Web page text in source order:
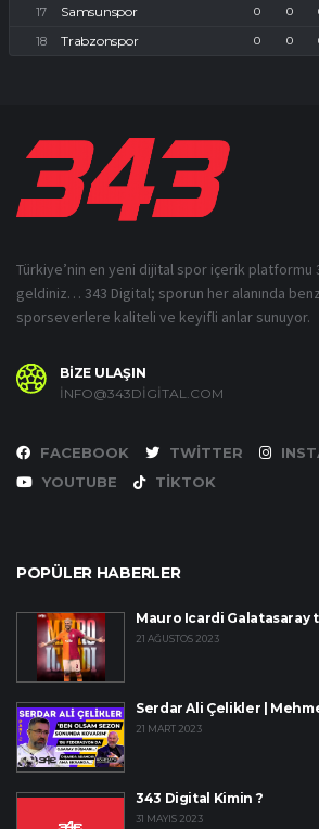
Samsunspor 0 0
Trabzonspor 0 0
Türkiye’nin en yeni dijital spor içerik platformu
geldiniz… 343 Digital; sporun her alanında
sporseverlere kaliteli ve keyifli anlar sunuyor.
BİZE ULAŞIN
INFO@343DIGITAL.COM
FACEBOOK TWITTER
YOUTUBE
TIKTOK
POPÜLER HABERLER
Mauro Icardi Galatasaray
21 AĞUSTOS 2023
Serdar Ali Çelikler |
21 MART 2023
343 Digital Kimin ?
31 MAYIS 2023